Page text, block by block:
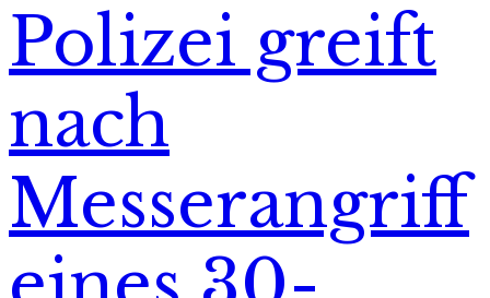
Polizei greift
nach
Messerangriff